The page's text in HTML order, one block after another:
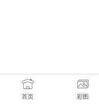
首页 彩图